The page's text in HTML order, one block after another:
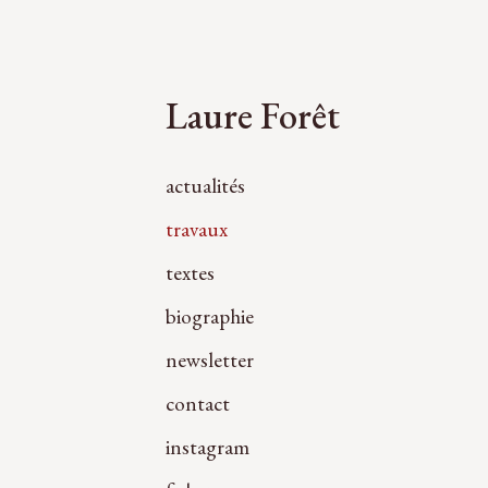
Laure Forêt
actualités
travaux
textes
biographie
newsletter
contact
instagram